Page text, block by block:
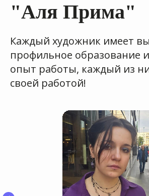
"Аля Прима"
Каждый художник имеет
профильное образование
опыт работы, каждый из
своей работой!
Поучаствовать в выставке